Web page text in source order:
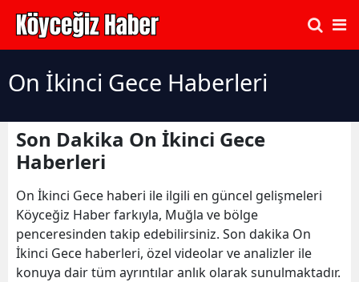
On İkinci Gece Haberleri
Son Dakika On İkinci Gece
Haberleri
On İkinci Gece haberi ile ilgili en güncel gelişmeleri
Köyceğiz Haber farkıyla, Muğla ve bölge
penceresinden takip edebilirsiniz. Son dakika On
İkinci Gece haberleri, özel videolar ve analizler ile
konuya dair tüm ayrıntılar anlık olarak sunulmaktadır.